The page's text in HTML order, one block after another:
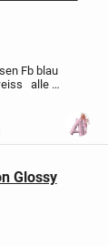
Fb blau
alle
Glossy